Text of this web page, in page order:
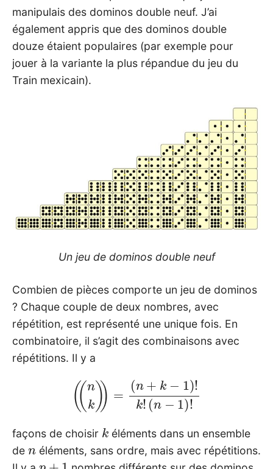
manipulais des dominos double neuf. J’ai
également appris que des dominos double
douze étaient populaires (par exemple pour
jouer à la variante la plus répandue du jeu du
Train mexicain).
Un jeu de dominos double neuf
Combien de pièces comporte un jeu de dominos
? Chaque couple de deux nombres, avec
répétition, est représenté une unique fois. En
combinatoire, il s’agit des combinaisons avec
répétitions. Il y a
nk))= k− 1 k n−1
façons de choisir
k
éléments dans un ensemble
de
n
éléments, sans ordre, mais avec répétitions.
p+1